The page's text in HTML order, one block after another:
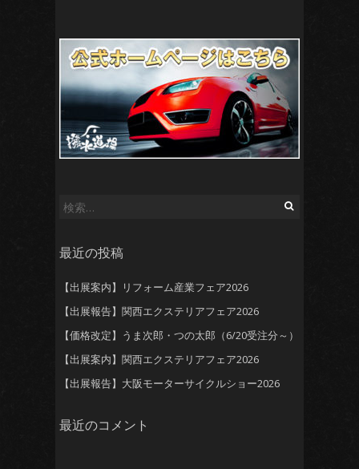
検
最近の投稿
【出展案内】リフォーム産業フェア2026
【出展報告】関西エクステリアフェア2026
【価格改定】うま次郎・つの太郎（6/20受注分～）
【出展案内】関西エクステリアフェア2026
【出展報告】大阪モーターサイクルショー2026
最近のコメント